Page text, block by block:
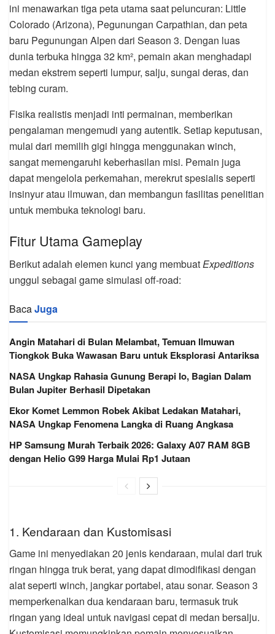
ini menawarkan tiga peta utama saat peluncuran: Little
Colorado (Arizona), Pegunungan Carpathian, dan peta
baru Pegunungan Alpen dari Season 3. Dengan luas
dunia terbuka hingga 32 km², pemain akan menghadapi
medan ekstrem seperti lumpur, salju, sungai deras, dan
tebing curam.
Fisika realistis menjadi inti permainan, memberikan
pengalaman mengemudi yang autentik. Setiap keputusan,
mulai dari memilih gigi hingga menggunakan winch,
sangat memengaruhi keberhasilan misi. Pemain juga
dapat mengelola perkemahan, merekrut spesialis seperti
insinyur atau ilmuwan, dan membangun fasilitas penelitian
untuk membuka teknologi baru.
Fitur Utama Gameplay
Berikut adalah elemen kunci yang membuatExpeditions
unggul sebagai game simulasi off-road:
BacaJuga
Angin Matahari di Bulan Melambat, Temuan Ilmuwan
Tiongkok Buka Wawasan Baru untuk Eksplorasi Antariksa
NASA Ungkap Rahasia Gunung Berapi Io, Bagian Dalam
Bulan Jupiter Berhasil Dipetakan
Ekor Komet Lemmon Robek Akibat Ledakan Matahari,
NASA Ungkap Fenomena Langka di Ruang Angkasa
HP Samsung Murah Terbaik 2026: Galaxy A07 RAM 8GB
dengan Helio G99 Harga Mulai Rp1 Jutaan
1. Kendaraan dan Kustomisasi
Game ini menyediakan 20 jenis kendaraan, mulai dari truk
ringan hingga truk berat, yang dapat dimodifikasi dengan
alat seperti winch, jangkar portabel, atau sonar. Season 3
memperkenalkan dua kendaraan baru, termasuk truk
ringan yang ideal untuk navigasi cepat di medan bersalju.